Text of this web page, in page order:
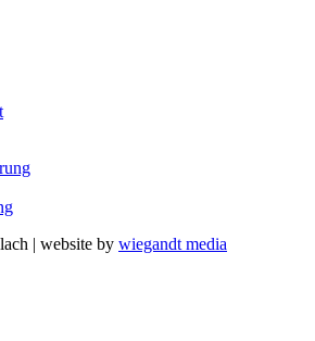
| website by wiegandt media